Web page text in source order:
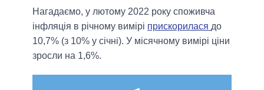
Нагадаємо, у лютому 2022 року споживча
інфляція в річному вимірі прискорилася до
10,7% (з 10% у січні). У місячному вимірі ціни
зросли на 1,6%.